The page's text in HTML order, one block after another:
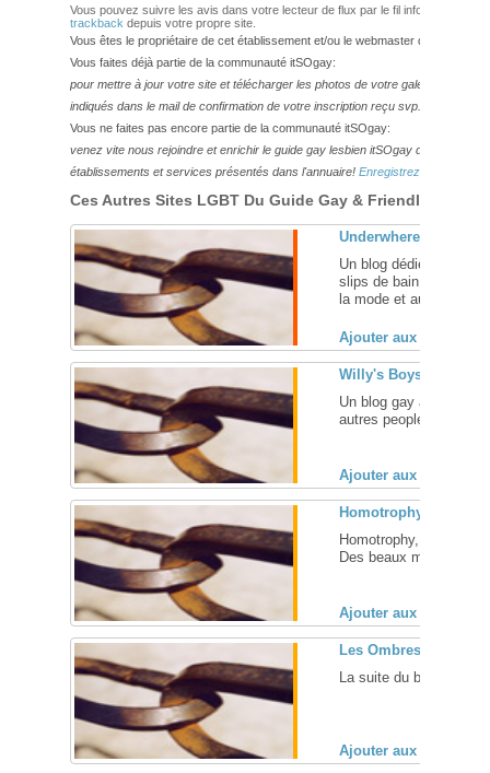
Vous pouvez suivre les avis dans votre lecteur de flux par le fil info
trackback depuis votre propre site.
Vous êtes le propriétaire de cet établissement et/ou le webmaster de ce site?
Vous faites déjà partie de la communauté itSOgay:
pour mettre à jour votre site et télécharger les photos de votre galerie,
indiqués dans le mail de confirmation de votre inscription reçu svp.
Vous ne faites pas encore partie de la communauté itSOgay:
venez vite nous rejoindre et enrichir le guide gay lesbien itSOgay de vos
établissements et services présentés dans l'annuaire! Enregistrez-vous ici!
Ces Autres Sites LGBT Du Guide Gay & Friendly
Underwhere? blog
Un blog dédié au
slips de bain, ainsi que
la mode et aux
Ajouter aux favoris
Willy's Boys
Un blog gay avec des
autres people... Mais
Ajouter aux favoris
Homotrophy
Homotrophy, le blog
Des beaux mecs avec
Ajouter aux favoris
Les Ombres – part II
La suite du blog "Les
Ajouter aux favoris